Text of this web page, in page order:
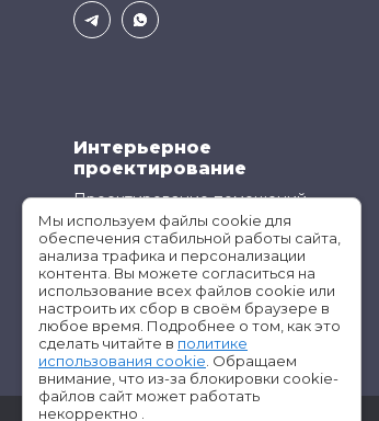
Интерьерное
проектирование
Проектирование помещений
Проектирование кухонь
©АМ-Проект все права защищены
Мы используем файлы cookie для
обеспечения стабильной работы сайта,
анализа трафика и персонализации
контента. Вы можете согласиться на
использование всех файлов cookie или
настроить их сбор в своём браузере в
любое время. Подробнее о том, как это
сделать читайте в политике
использования cookie . Обращаем
внимание, что из-за блокировки cookie-
файлов сайт может работать
некорректно .